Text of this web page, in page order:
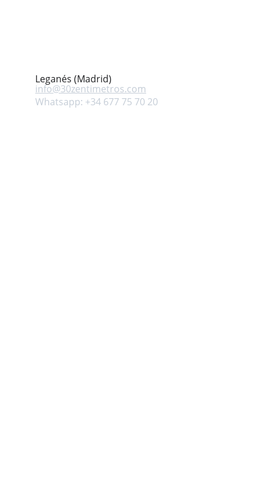
Leganés (Madrid)
info@30zentimetros.com
Whatsapp: +34 677 75 70 20